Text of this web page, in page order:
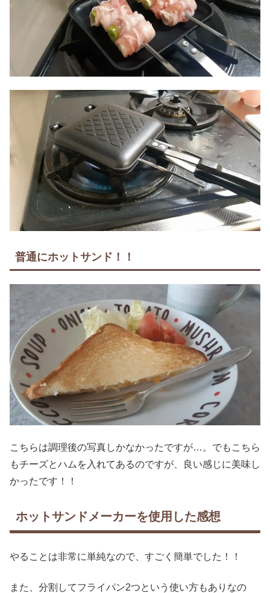
普通にホットサンド！！
こちらは調理後の写真しかなかったですが…。でもこちら
もチーズとハムを入れてあるのですが、良い感じに美味し
かったです！！
ホットサンドメーカーを使用した感想
やることは非常に単純なので、すごく簡単でした！！
また、分割してフライパン2つという使い方もありなの